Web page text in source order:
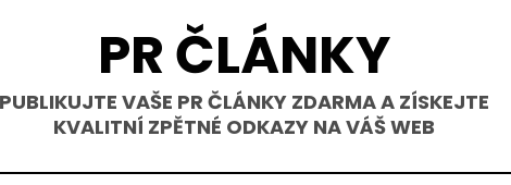
PR ČLÁNKY
PUBLIKUJTE VAŠE PR ČLÁNKY ZDARMA A ZÍSKEJTE
KVALITNÍ ZPĚTNÉ ODKAZY NA VÁŠ WEB